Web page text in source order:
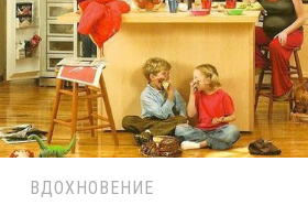
ВДОХНОВЕНИЕ